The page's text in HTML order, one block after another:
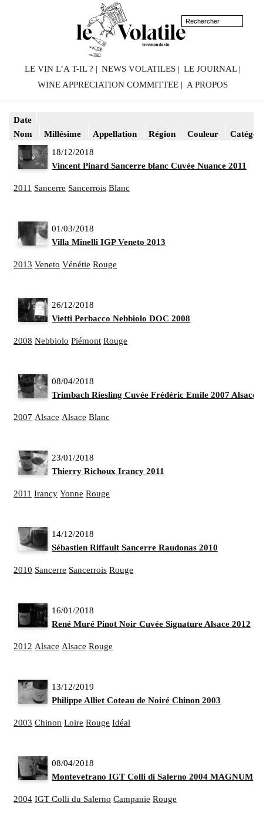
LE VIN L’A T-IL ? NEWS VOLATILES
LE JOURNAL
WINE APPRECIATION COMMITTEE
A PROPOS
Date
Nom
Millésime Appellation Région Couleur
18/12/2018
Vincent Pinard Sancerre blanc Cuvée Nuance 2011
2011 Sancerre Sancerrois Blanc
01/03/2018
Villa Minelli IGP Veneto 2013
2013 Veneto Vénétie Rouge
26/12/2018
Vietti Perbacco Nebbiolo DOC 2008
2008 Nebbiolo Piémont Rouge
08/04/2018
Trimbach Riesling Cuvée Frédéric Emile 2007 Alsace
2007 Alsace Alsace Blanc
23/01/2018
Thierry Richoux Irancy 2011
2011 Irancy Yonne Rouge
14/12/2018
Sébastien Riffault Sancerre Raudonas 2010
2010 Sancerre Sancerrois Rouge
16/01/2018
René Muré Pinot Noir Cuvée Signature Alsace 2012
2012 Alsace Alsace Rouge
13/12/2019
Philippe Alliet Coteau de Noiré Chinon 2003
2003 Chinon Loire Rouge Idéal
08/04/2018
Montevetrano IGT Colli di Salerno 2004 MAGNUM
2004 IGT Colli du Salerno Campanie Rouge